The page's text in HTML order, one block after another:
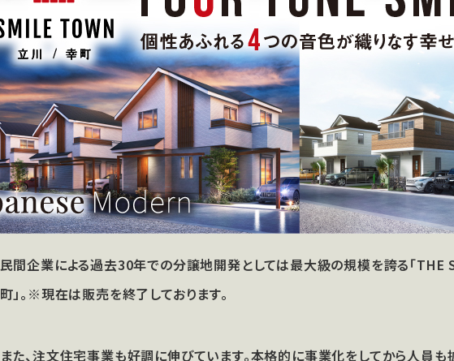
民間企業による過去30年での分譲地開発としては最大級の規模を誇る「
町」。※現在は販売を終了しております。
また、注文住宅事業も好調に伸びています。本格的に事業化をしてから人員も